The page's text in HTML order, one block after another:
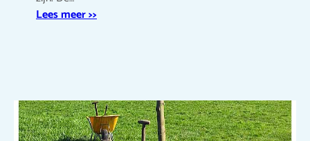
Lees meer >>